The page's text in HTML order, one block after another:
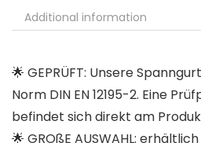
Additional information
🌟 GEPRÜFT: Unsere
Norm DIN EN 12195-2. Eine
befindet sich direkt am
🌟 GROßE AUSWAHL: